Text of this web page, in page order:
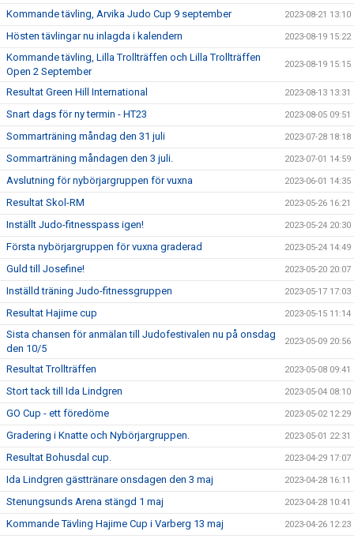
Kommande tävling, Arvika Judo Cup 9 september 2023-08-21 13:10
Hösten tävlingar nu inlagda i kalendern 2023-08-19 15:22
Kommande tävling, Lilla Trollträffen och Lilla Trollträffen
Open 2 September
2023-08-19 15:15
Resultat Green Hill International 2023-08-13 13:31
Snart dags för ny termin - HT23 2023-08-05 09:51
Sommarträning måndag den 31 juli 2023-07-28 18:18
Sommarträning måndagen den 3 juli. 2023-07-01 14:59
Avslutning för nybörjargruppen för vuxna 2023-06-01 14:35
Resultat Skol-RM 2023-05-26 16:21
Inställt Judo-fitnesspass igen! 2023-05-24 20:30
Första nybörjargruppen för vuxna graderad 2023-05-24 14:49
Guld till Josefine! 2023-05-20 20:07
Inställd träning Judo-fitnessgruppen 2023-05-17 17:03
Resultat Hajime cup 2023-05-15 11:14
Sista chansen för anmälan till Judofestivalen nu på onsdag
den 10/5
2023-05-09 20:56
Resultat Trollträffen 2023-05-08 09:41
Stort tack till Ida Lindgren 2023-05-04 08:10
GO Cup - ett föredöme 2023-05-02 12:29
Gradering i Knatte och Nybörjargruppen. 2023-05-01 22:31
Resultat Bohusdal cup. 2023-04-29 17:07
Ida Lindgren gästtränare onsdagen den 3 maj 2023-04-28 16:11
Stenungsunds Arena stängd 1 maj 2023-04-28 10:41
Kommande Tävling Hajime Cup i Varberg 13 maj 2023-04-26 12:23